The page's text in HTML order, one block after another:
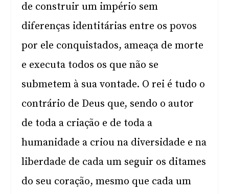
de construir um império sem
diferenças identitárias entre os povos
por ele conquistados, ameaça de morte
e executa todos os que não se
submetem à sua vontade. O rei é tudo o
contrário de Deus que, sendo o autor
de toda a criação e de toda a
humanidade a criou na diversidade e na
liberdade de cada um seguir os ditames
do seu coração, mesmo que cada um